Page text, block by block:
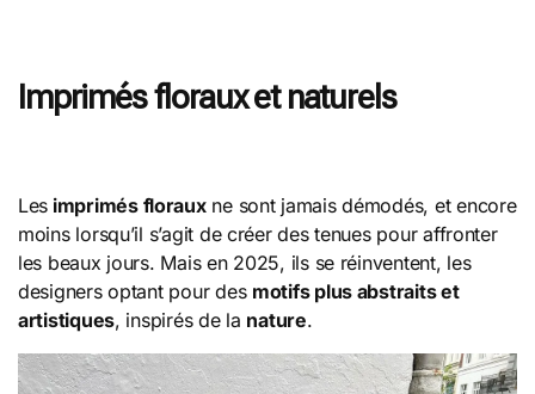
Imprimés floraux et naturels
Les imprimés florauxne sont jamais démodés, et encore
moins lorsqu’il s’agit de créer des tenues pour affronter
les beaux jours. Mais en 2025, ils se réinventent, les
designers optant pour des motifs plus abstraits et
artistiques, inspirés de la nature.